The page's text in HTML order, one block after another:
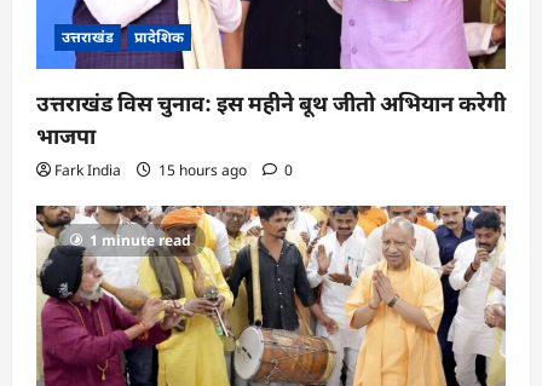
उत्तराखंड प्रादेशिक
उत्तराखंड विस चुनाव: इस महीने बूथ जीतो अभियान करेगी
भाजपा
Fark India 15 hours ago 0
1 minute read